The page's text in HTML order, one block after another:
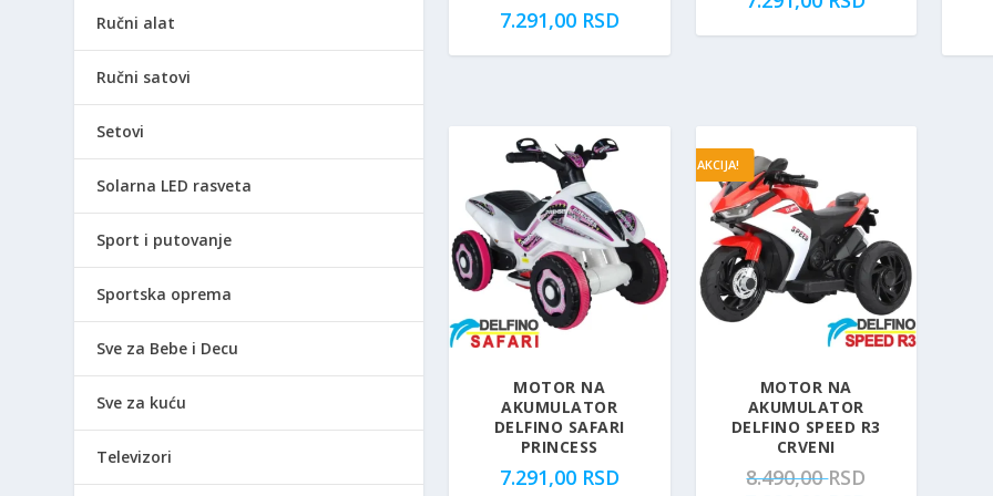
7.291,00 RSD
MOTOR NA
AKUMULATOR
DELFINO SAFARI
PRINCESS
7.291,00 RSD
AKCIJA!
MOTOR NA
AKUMULATOR
DELFINO SPEED R3
CRVENI
8.490,00RSD
Ručni alat
Ručni satovi
Setovi
Solarna LED rasveta
Sport i putovanje
Sportska oprema
Sve za Bebe i Decu
Sve za kuću
Televizori